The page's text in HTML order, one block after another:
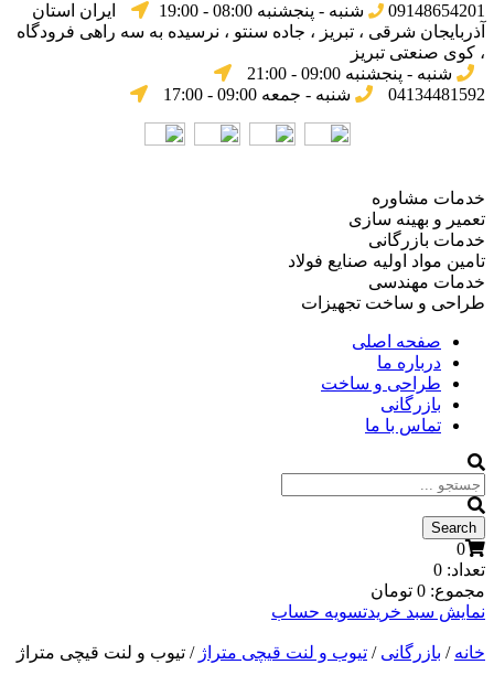
09148654201
شنبه - پنجشنبه 08:00 - 19:00
ایران استان
آذربایجان شرقی ، تبریز ، جاده سنتو ، نرسیده به سه راهی فرودگاه
، کوی صنعتی تبریز
شنبه - پنجشنبه 09:00 - 21:00
04134481592
شنبه - جمعه 09:00 - 17:00
خدمات مشاوره
تعمیر و بهینه سازی
خدمات بازرگانی
تامین مواد اولیه صنایع فولاد
خدمات مهندسی
طراحی و ساخت تجهیزات
صفحه اصلی
درباره ما
طراحی و ساخت
بازرگانی
تماس با ما
0
تعداد: 0
مجموع: 0 تومان
نمایش سبد خریدتسویه حساب
خانه / بازرگانی / تیوب و لنت قیچی متراژ / تیوب و لنت قیچی متراژ